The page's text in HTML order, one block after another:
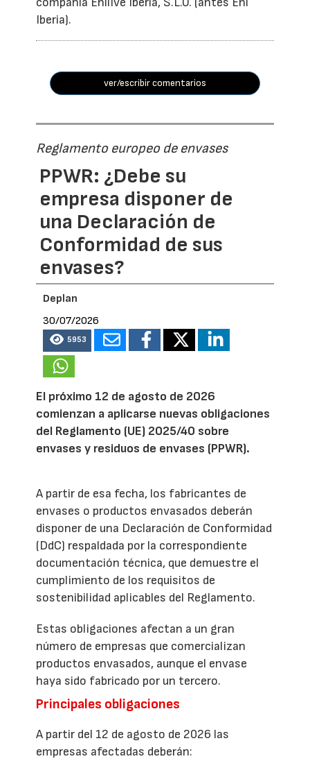
Iberia).
ver/escribir comentarios
Reglamento europeo de envases
PPWR: ¿Debe su
empresa disponer de
una Declaración de
Conformidad de sus
envases?
Deplan
30/07/2026
5953
El próximo 12 de agosto de 2026
comienzan a aplicarse nuevas obligaciones
del Reglamento (UE) 2025/40 sobre
envases y residuos de envases (PPWR).
A partir de esa fecha, los fabricantes de
envases o productos envasados deberán
disponer de una Declaración de Conformidad
(DdC) respaldada por la correspondiente
documentación técnica, que demuestre el
cumplimiento de los requisitos de
sostenibilidad aplicables del Reglamento.
Estas obligaciones afectan a un gran
número de empresas que comercializan
productos envasados, aunque el envase
haya sido fabricado por un tercero.
Principales obligaciones
A partir del 12 de agosto de 2026 las
empresas afectadas deberán: